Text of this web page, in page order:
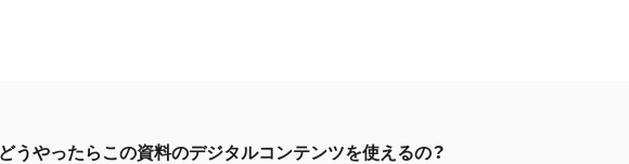
どうやったらこの資料のデジタルコンテンツを使えるの？